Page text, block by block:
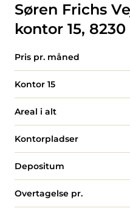
Søren Frichs
kontor 15,
Pris pr. måned
Kontor 15
Areal i alt
Kontorpladser
Depositum
Overtagelse pr.